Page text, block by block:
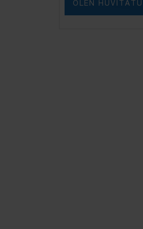
OLEN